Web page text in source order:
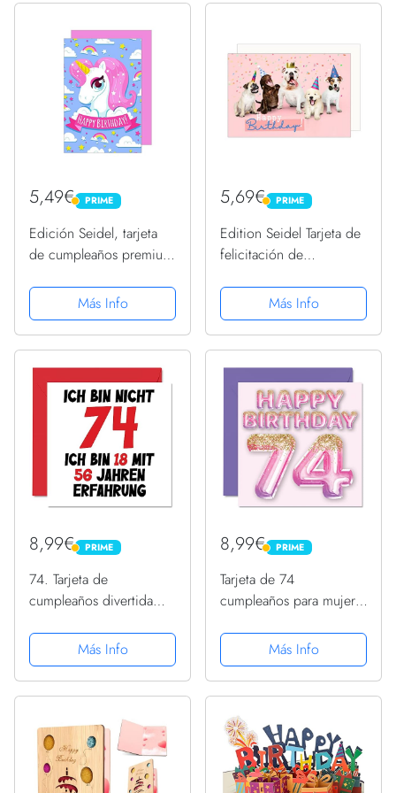
5,49€ PRIME
PRIME
Edición Seidel, tarjeta
de cumpleaños premium
sobre tarjeta de
felicitación cumpleaños
infantil cumpleaños niños
Más Info
5,69€ PRIME
PRIME
Edition Seidel Tarjeta de
felicitación de
con sobre Happy
Birthday Tarjeta de
felicitación para hombre
animales perro...
Más Info
8,99€ PRIME
PRIME
74. Tarjeta de
cumpleaños divertida
texto en alemán "Ich bin
18 und 56 Jahre
Erfahrung - Funny
y cuatro...
Más Info
8,99€ PRIME
PRIME
Tarjeta de 74
cumpleaños para mujer,
rosa y morado, 145x145
mm, setenta y cuatro
setenta y cuatro tarjetas
Más Info